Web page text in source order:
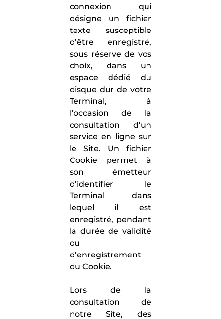
connexion qui
désigne un fichier
texte susceptible
d’être enregistré,
sous réserve de vos
choix, dans un
espace dédié du
disque dur de votre
Terminal, à
l’occasion de la
consultation d’un
service en ligne sur
le Site. Un fichier
Cookie permet à
son émetteur
d’identifier le
Terminal dans
lequel il est
enregistré, pendant
la durée de validité
ou
d’enregistrement
du Cookie.
Lors de la
consultation de
notre Site, des